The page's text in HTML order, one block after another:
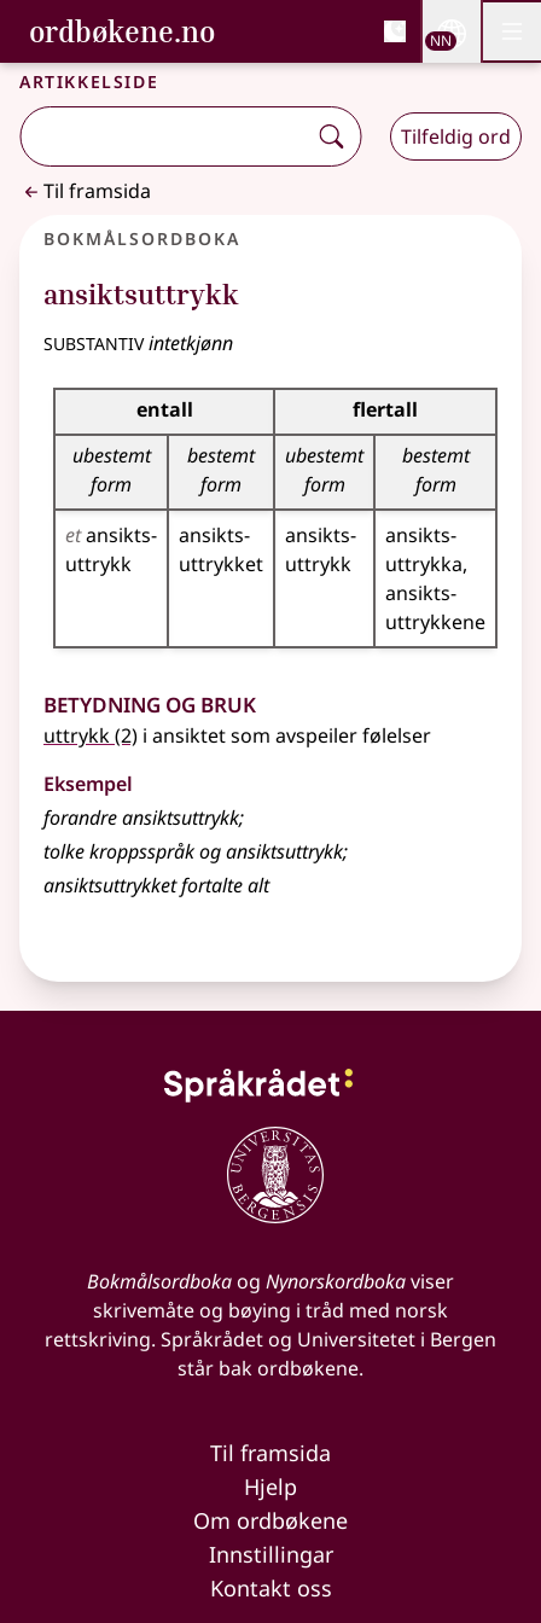
Gå til hovudinnhald
Tilgjenge
ordbøkene.no, Bokmålsordboka og
Bokmålsordboka og Nynorskordboka
NN
Artikkelside
Tilfeldig ord
Til framsida
Bokmålsordboka
ansiktsuttrykk
substantivintetkjønn
Bøyingstabell for dette substantivet
entall
flertall
ubestemt
form
bestemt
form
ubestemt
form
bestemt
form
etansikts­
uttrykk
ansikts­
uttrykket
ansikts­
uttrykk
ansikts­
uttrykka
ansikts­
uttrykkene
Betydning og bruk
uttrykk(2) i ansiktet som avspeiler følelser
Eksempel
forandreansiktsuttrykk;
tolke kroppsspråk og ansiktsuttrykk;
ansiktsuttrykket fortalte alt
Bokmålsordbokaog Nynorskordbokaviser
skrivemåte og bøying i tråd med norsk
rettskriving. Språkrådet og Universitetet i Bergen
står bak ordbøkene.
Til framsida
Hjelp
Om ordbøkene
Innstillingar
Kontakt oss